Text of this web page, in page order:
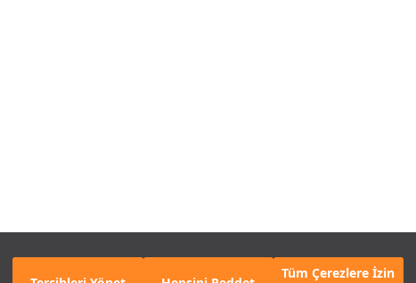
Tüm Çerezlere İzin